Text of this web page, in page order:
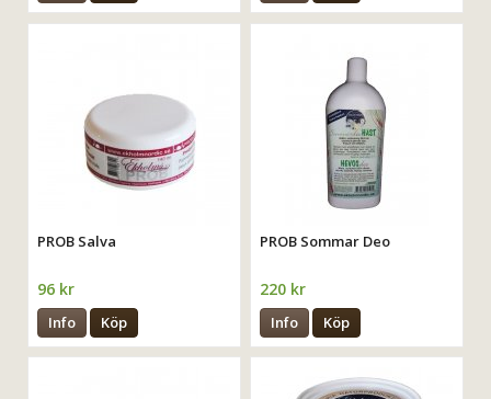
PROB Salva
96 kr
Info Köp
PROB Sommar Deo
220 kr
Info Köp